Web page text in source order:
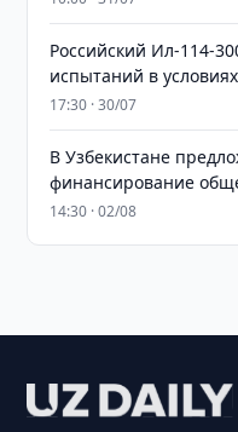
Российский Ил-114-
испытаний в
17:30 · 30/07
В Узбекистане
финансирование
14:30 · 02/08